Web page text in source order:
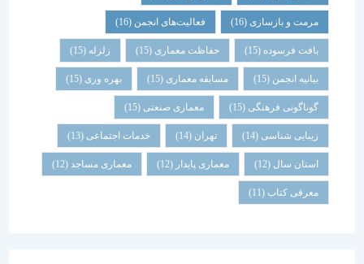
مرمت و بازسازی(16) فعالیت‌های انجمن(16)
بافت فرسوده (15) حفاظت معماری (15) زلزله
بیانیه انجمن(15) مسابقه معماری (15) بهره وری(15)
گوناگونی فرهنگی (15) معماری صنعتی(15)
زیبایی شناسی (14) تهران خدمات اجتماعی (13)
استان سال(12) معماری پایدار (12) معماری مساجد(12)
معرفی کتاب(11)